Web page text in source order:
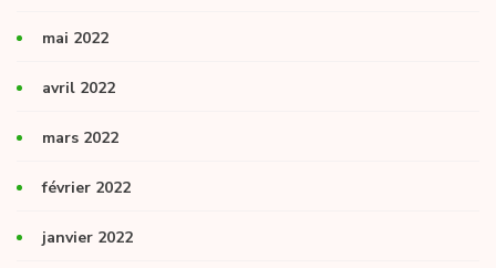
mai 2022
avril 2022
mars 2022
février 2022
janvier 2022